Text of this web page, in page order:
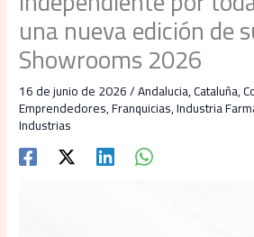
una nueva edición de
Showrooms 2026
16 de junio de 2026/Andalucia,Cataluña,
Emprendedores,Franquicias,Industria
Industrias